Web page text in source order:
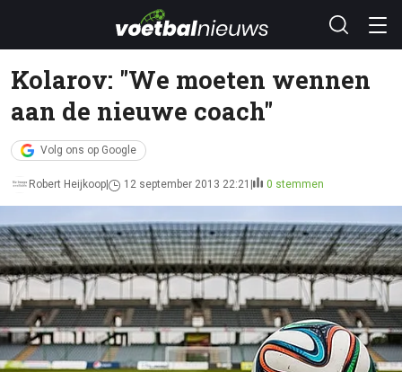
Kolarov: "We moeten wennen
aan de nieuwe coach"
Volg ons op Google
Robert Heijkoop 12 september 2013 22:21 0 stemmen